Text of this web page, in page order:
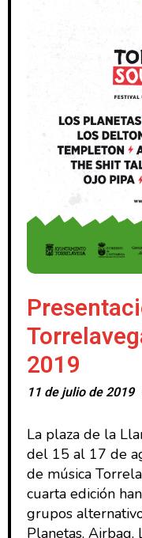
2019
11 de julio de 2019
La plaza de la
del 15 al 17 de
de música
cuarta edición
grupos
Planetas, Airbag,